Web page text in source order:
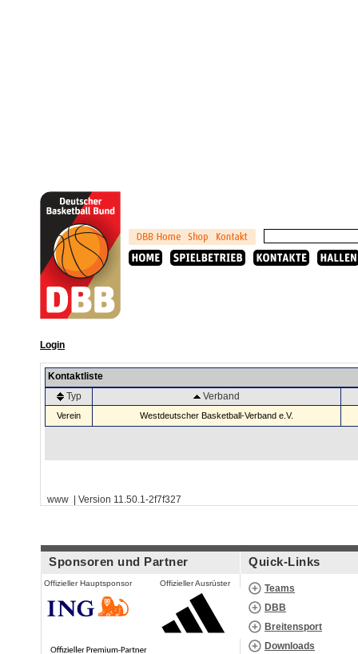
Login
Kontaktliste
Typ
Verband
Verein Westdeutscher Basketball-Verband e.V.
www | Version 11.50.1-2f7f327
Sponsoren und Partner
Offizieller Hauptsponsor Offizieller Ausrüster
Quick-Links
Teams
DBB
Breitensport
Downloads